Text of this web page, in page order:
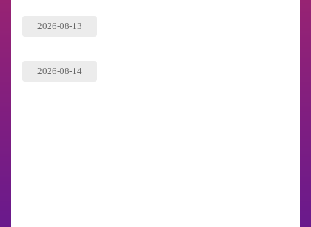
2026-08-13
2026-08-14